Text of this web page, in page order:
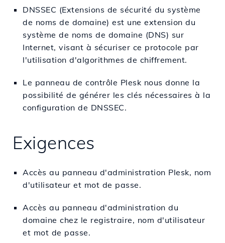
DNSSEC (Extensions de sécurité du système
de noms de domaine) est une extension du
système de noms de domaine (DNS) sur
Internet, visant à sécuriser ce protocole par
l'utilisation d'algorithmes de chiffrement.
Le panneau de contrôle Plesk nous donne la
possibilité de générer les clés nécessaires à la
configuration de DNSSEC.
Exigences
Accès au panneau d'administration Plesk, nom
d'utilisateur et mot de passe.
Accès au panneau d'administration du
domaine chez le registraire, nom d'utilisateur
et mot de passe.